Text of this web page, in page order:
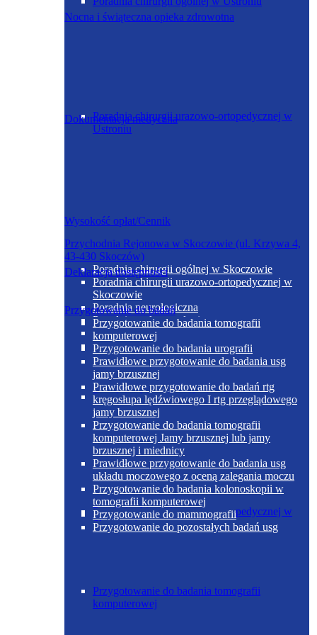
Poradnia chirurgii urazowo-ortopedycznej w
Ustroniu
Przychodnia Rejonowa w Skoczowie (ul. Krzywa 4,
43-430 Skoczów)
Poradnia chirurgii ogólnej w Skoczowie
Poradnia chirurgii urazowo-ortopedycznej w
Skoczowie
Poradnia neurologiczna
Poradnia otolaryngologiczna
Poradnia chirurgii ogólnej w Skoczowie
Poradnia chirurgii urazowo-ortopedycznej w
Skoczowie
Nocna i świąteczna opieka zdrowotna
Dokumentacja medyczna
Wysokość opłat/Cennik
Deklaracja dostępności
Przygotowanie do badań
Przygotowanie do badania tomografii
komputerowej
Przygotowanie do badania urografii
Prawidłowe przygotowanie do badania usg
jamy brzusznej
Prawidłowe przygotowanie do badań rtg
kręgosłupa lędźwiowego I rtg przeglądowego
jamy brzusznej
Przygotowanie do badania tomografii
komputerowej Jamy brzusznej lub jamy
brzusznej i miednicy
Prawidłowe przygotowanie do badania usg
układu moczowego z oceną zalegania moczu
Przygotowanie do badania kolonoskopii w
tomografii komputerowej
Przygotowanie do mammografii
Przygotowanie do pozostałych badań usg
Przygotowanie do badania tomografii
komputerowej